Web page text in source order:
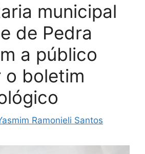
municipal
de Pedra
a público
o boletim
Ramonieli Santos